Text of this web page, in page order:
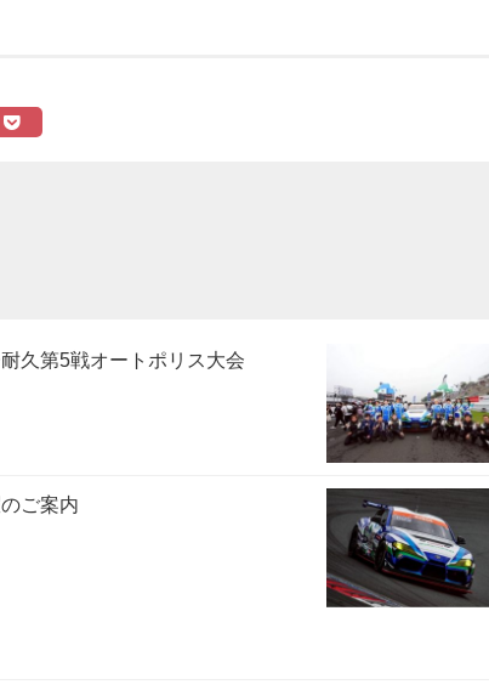
久第5戦オートポリス大会
ご案内